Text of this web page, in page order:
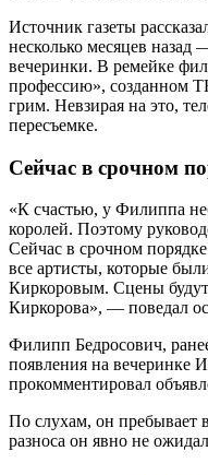
Источник газеты
несколько месяцев назад
вечеринки. В ремейке
профессию», созданном
грим. Невзирая на это,
пересъемке.
Сейчас в срочном
«К счастью, у Филиппа
королей. Поэтому
Сейчас в срочном
все артисты, которые
Киркоровым. Сцены будут
Киркорова», — поведал
Филипп Бедросович,
появления на вечеринке
прокомментировал
По слухам, он пребывает
разноса он явно не